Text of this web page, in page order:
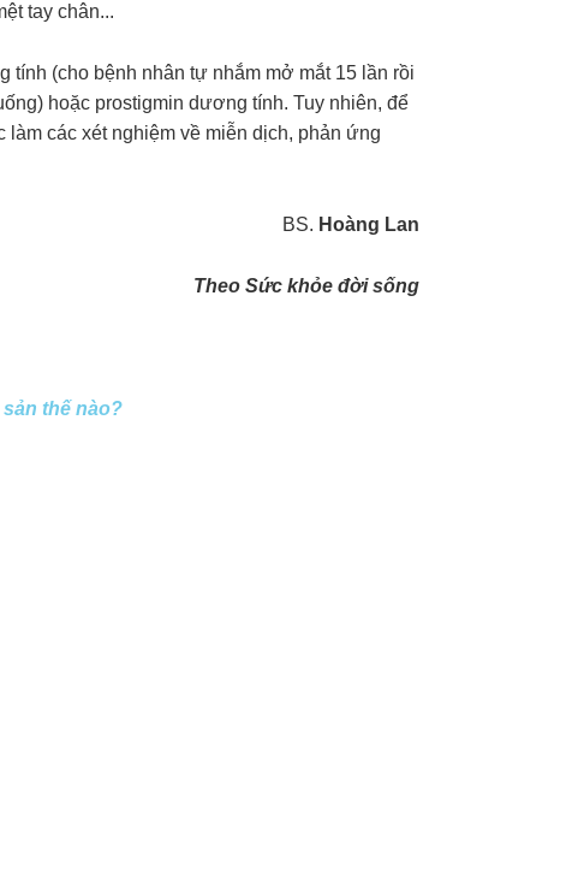
tay chân...
(cho bệnh nhân tự nhắm mở mắt 15 lần rồi
hoặc prostigmin dương tính. Tuy nhiên, để
các xét nghiệm về miễn dịch, phản ứng
BS. Hoàng Lan
Theo Sức khỏe đời sống
thế nào?